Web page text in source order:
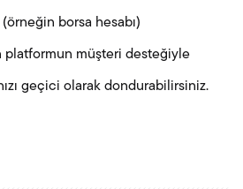
(örneğin borsa hesabı)
platformun müşteri desteğiyle
geçici olarak dondurabilirsiniz.